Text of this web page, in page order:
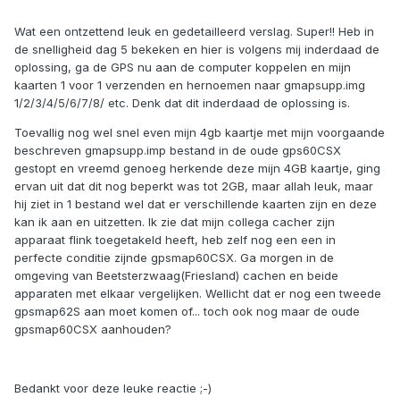
Wat een ontzettend leuk en gedetailleerd verslag. Super!! Heb in
de snelligheid dag 5 bekeken en hier is volgens mij inderdaad de
oplossing, ga de GPS nu aan de computer koppelen en mijn
kaarten 1 voor 1 verzenden en hernoemen naar gmapsupp.img
1/2/3/4/5/6/7/8/ etc. Denk dat dit inderdaad de oplossing is.
Toevallig nog wel snel even mijn 4gb kaartje met mijn voorgaande
beschreven gmapsupp.imp bestand in de oude gps60CSX
gestopt en vreemd genoeg herkende deze mijn 4GB kaartje, ging
ervan uit dat dit nog beperkt was tot 2GB, maar allah leuk, maar
hij ziet in 1 bestand wel dat er verschillende kaarten zijn en deze
kan ik aan en uitzetten. Ik zie dat mijn collega cacher zijn
apparaat flink toegetakeld heeft, heb zelf nog een een in
perfecte conditie zijnde gpsmap60CSX. Ga morgen in de
omgeving van Beetsterzwaag(Friesland) cachen en beide
apparaten met elkaar vergelijken. Wellicht dat er nog een tweede
gpsmap62S aan moet komen of... toch ook nog maar de oude
gpsmap60CSX aanhouden?
Bedankt voor deze leuke reactie ;-)